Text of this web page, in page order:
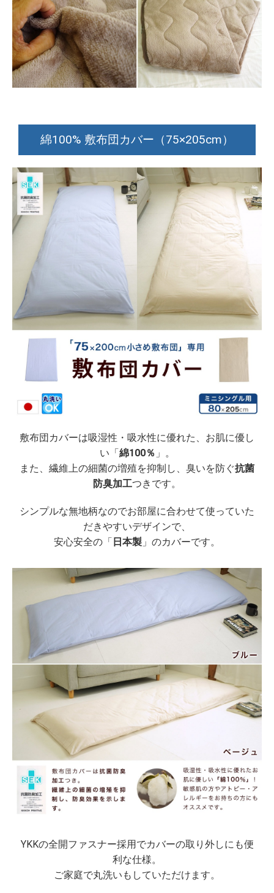
綿100% 敷布団カバー（75×205cm）
敷布団カバーは吸湿性・吸水性に優れた、お肌に優し
い「 綿100％ 」。
また、繊維上の細菌の増殖を抑制し、臭いを防ぐ抗菌
防臭加工つきです。
シンプルな無地柄なのでお部屋に合わせて使っていた
だきやすいデザインで、
安心安全の「 日本製 」のカバーです。
YKKの全開ファスナー採用でカバーの取り外しにも便
利な仕様。
ご家庭で丸洗いもしていただけます。